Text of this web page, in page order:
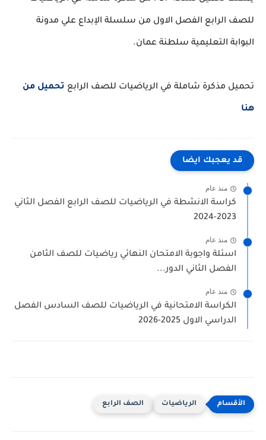
للصف الرابع الفصل الاول من سلسلة الإبداع علي مدونة
البوابة التعليمية سلطنة عمان.
تحميل مذكرة شاملة في الرياضيات للصف الرابع تحميل من
هنا
قد يعجبك ايضا
منذ عام
كراسة الانشطة في الرياضيات للصف الرابع الفصل الثاني
2023-2024
منذ عام
اسئلة واجوبة الامتحان النهائي رياضيات للصف الثامن
الفصل الثاني الدور...
منذ عام
الكراسة الامتحانية في الرياضيات للصف السادس الفصل
الدراسي الاول 2025-2026
الرياضيات الصف الرابع